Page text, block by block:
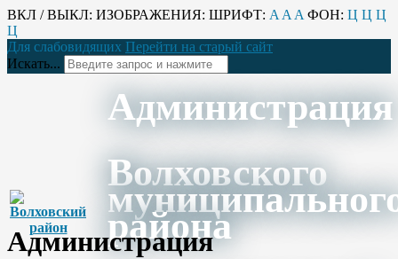
ВКЛ / ВЫКЛ: ИЗОБРАЖЕНИЯ: ШРИФТ: A A A ФОН: Ц Ц Ц
Ц
Для слабовидящих Перейти на старый сайт
Искать...
Администрация
Волховского
района
Администрация